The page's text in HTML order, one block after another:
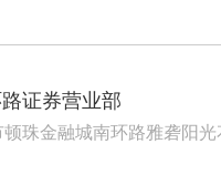
证券营业部
珠金融城南环路雅砻阳光